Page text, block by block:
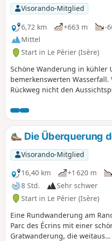
Visorando-Mitglied
6,72 km
+663 m -
Mittel
Start in Le Périer (Isère)
Schöne Wanderung in kühler
bemerkenswerten Wasserfall.
Rückweg nicht den
noch einige Wohnhäuser.
Wasserfall gehen und (nach
Fernwanderweg GR®54B auf
Lauvitel erreichen.
Die Überquerung
Visorando-Mitglied
16,40 km
+1 620 m
8 Std.
Sehr schwer
Start in Le Périer (Isère)
Eine Rundwanderung am
Parc des Écrins mit einer
Gratwanderung, die weitaus